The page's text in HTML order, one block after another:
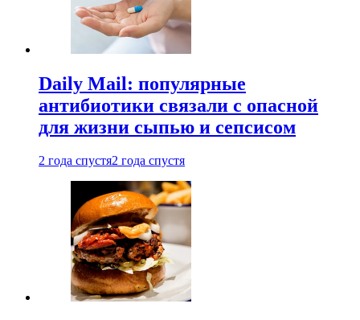
Daily Mail: популярные
антибиотики связали с опасной
для жизни сыпью и сепсисом
2 года спустя2 года спустя